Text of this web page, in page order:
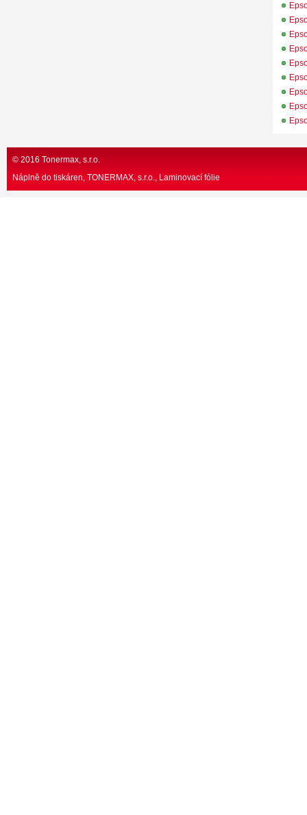
© 2016 Tonermax, s.r.o.
Náplně do tiskáren, TONERMAX, s.r.o. Laminovací fólie